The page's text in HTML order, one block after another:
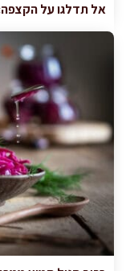
אל תדלגו על